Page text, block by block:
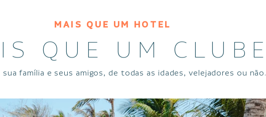
MAIS QUE UM HOTEL
QUE UM CLUBE
sua família e seus amigos, de todas as idades, velejadores ou não.